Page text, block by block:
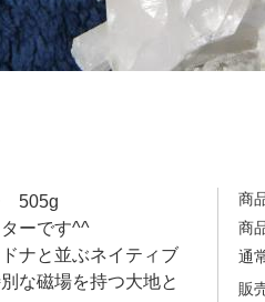
商
商
通
販
505g
ーです^^
ナと並ぶネイティブ
な磁場を持つ大地と